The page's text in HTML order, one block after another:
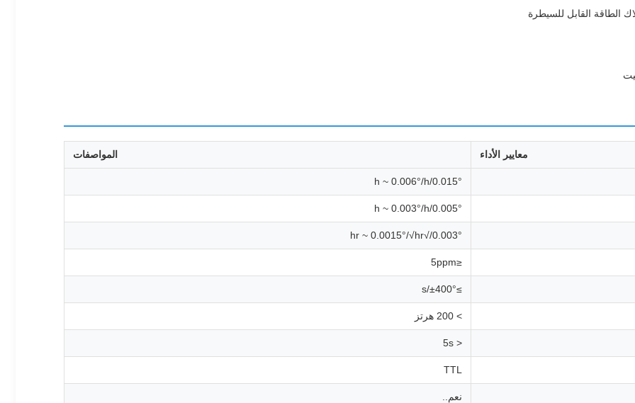
الطاقة القابل للسيطرة
معايير الأداء المواصفات
0.015°/h ~ 0.006°/h
0.005°/h ~ 0.003°/h
0.003°/√hr ~ 0.0015°/√hr
≤5ppm
≥±400°/s
> 200 هرتز
< 5s
TTL
نعم..